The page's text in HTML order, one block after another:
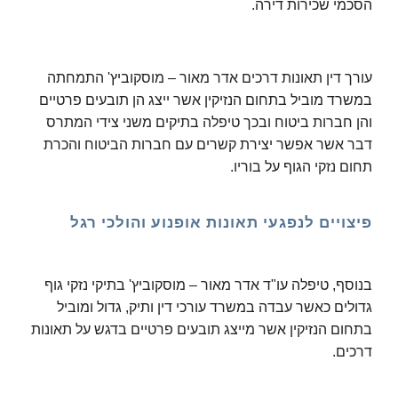
הסכמי שכירות דירה.
עורך דין תאונות דרכים אדר מאור – מוסקוביץ' התמחתה
במשרד מוביל בתחום הנזיקין אשר ייצג הן תובעים פרטיים
והן חברות ביטוח ובכך טיפלה בתיקים משני צידי המתרס
דבר אשר אפשר יצירת קשרים עם חברות הביטוח והכרת
תחום נזקי הגוף על בוריו.
פיצויים לנפגעי תאונות אופנוע והולכי רגל
בנוסף, טיפלה עו"ד אדר מאור – מוסקוביץ' בתיקי נזקי גוף
גדולים כאשר עבדה במשרד עורכי דין ותיק, גדול ומוביל
בתחום הנזיקין אשר מייצג תובעים פרטיים בדגש על תאונות
דרכים.